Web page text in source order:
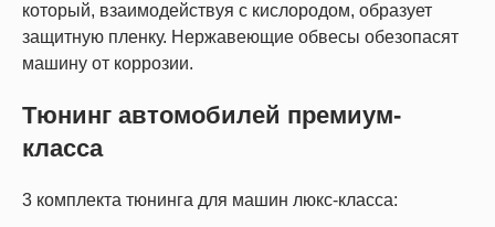
который, взаимодействуя с кислородом, образует
защитную пленку. Нержавеющие обвесы обезопасят
машину от коррозии.
Тюнинг автомобилей премиум-
класса
3 комплекта тюнинга для машин люкс-класса: